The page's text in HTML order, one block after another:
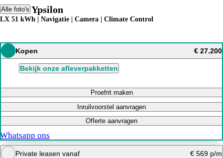
Alle foto's
Lancia Ypsilon
LX 51 kWh | Navigatie | Camera | Climate Control
Kopen € 27.200
Bekijk onze afleverpakketten
Proefrit maken
Inruilvoorstel aanvragen
Offerte aanvragen
Whatsapp ons
Private leasen vanaf € 569 p/m